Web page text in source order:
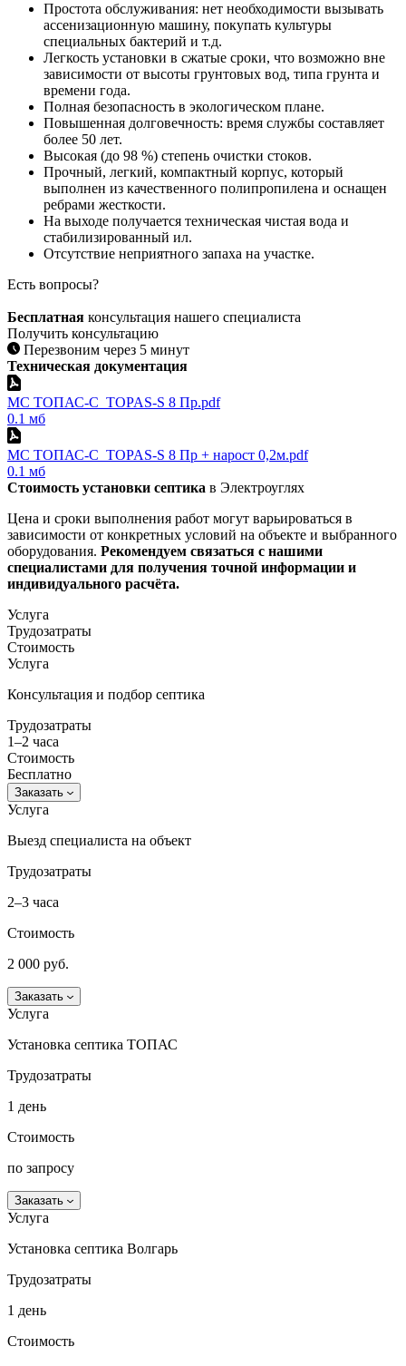
Простота обслуживания: нет необходимости вызывать
ассенизационную машину, покупать культуры
специальных бактерий и т.д.
Легкость установки в сжатые сроки, что возможно вне
зависимости от высоты грунтовых вод, типа грунта и
времени года.
Полная безопасность в экологическом плане.
Повышенная долговечность: время службы составляет
более 50 лет.
Высокая (до 98 %) степень очистки стоков.
Прочный, легкий, компактный корпус, который
выполнен из качественного полипропилена и оснащен
ребрами жесткости.
На выходе получается техническая чистая вода и
стабилизированный ил.
Отсутствие неприятного запаха на участке.
Есть вопросы?
Бесплатная консультация нашего специалиста
Получить консультацию
Перезвоним через 5 минут
Техническая документация
МС ТОПАС-С_TOPAS-S 8 Пр.pdf
0.1 мб
МС ТОПАС-С_TOPAS-S 8 Пр + нарост 0,2м.pdf
0.1 мб
Стоимость установки септика в Электроуглях
Цена и сроки выполнения работ могут варьироваться в
зависимости от конкретных условий на объекте и выбранного
оборудования. Рекомендуем связаться с нашими
специалистами для получения точной информации и
индивидуального расчёта.​
Услуга
Трудозатраты
Стоимость
Услуга
Консультация и подбор септика
Трудозатраты
1–2 часа
Стоимость
Бесплатно
Заказать
Услуга
Выезд специалиста на объект
Трудозатраты
2–3 часа
Стоимость
2 000 руб.
Заказать
Услуга
Установка септика ТОПАС
Трудозатраты
1 день
Стоимость
по запросу
Заказать
Услуга
Установка септика Волгарь
Трудозатраты
1 день
Стоимость